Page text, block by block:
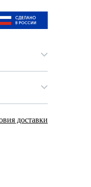
доставки